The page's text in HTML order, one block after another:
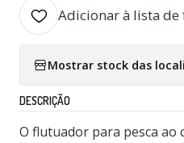
Adicionar à lista de
Mostrar stock das
DESCRIÇÃO
O flutuador para pesca ao